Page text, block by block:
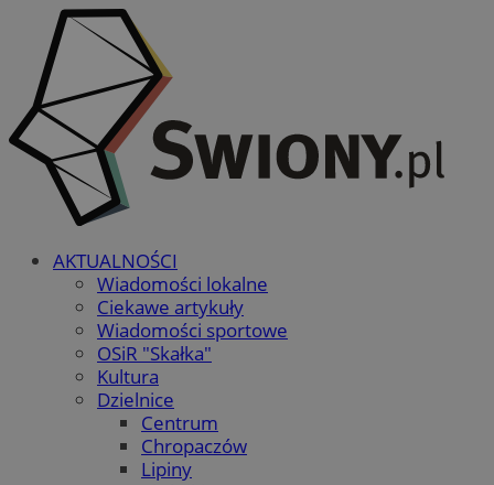
AKTUALNOŚCI
Wiadomości lokalne
Ciekawe artykuły
Wiadomości sportowe
OSiR "Skałka"
Kultura
Dzielnice
Centrum
Chropaczów
Lipiny